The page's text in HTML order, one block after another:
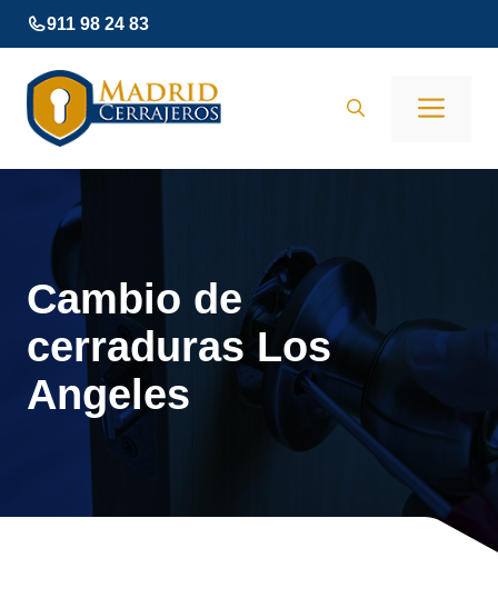
Saltar
al
contenido
911 98 24 83
Cambio de
cerraduras Los
Angeles